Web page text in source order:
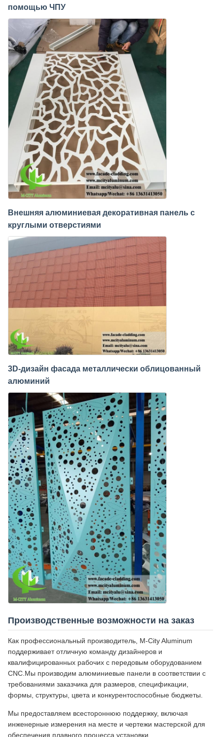
помощью ЧПУ
Внешняя алюминиевая декоративная панель с
круглыми отверстиями
3D-дизайн фасада металлически облицованный
алюминий
Производственные возможности на заказ
Как профессиональный производитель, M-City Aluminum
поддерживает отличную команду дизайнеров и
квалифицированных рабочих с передовым оборудованием
CNC.Мы производим алюминиевые панели в соответствии с
требованиями заказчика для размеров, спецификации,
формы, структуры, цвета и конкурентоспособные бюджеты.
Мы предоставляем всестороннюю поддержку, включая
инженерные измерения на месте и чертежи мастерской для
обеспечения плавного процесса установки.